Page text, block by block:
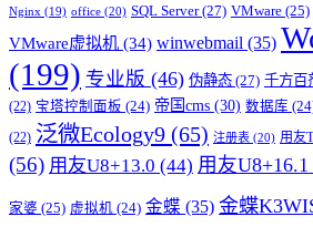
Nginx (19) office (20) SQL Server(27) VMware (25)
VMware虚拟机 (34) winwebmail (35)
(199) 专业版 (46) 伪静态 (27) 千方百
(22) 宝塔控制面板 (24) 帝国cms (30) 数据库
(22) 泛微Ecology9 (65) 注册表 (20) 用友
(56) 用友U8+13.0 (44) 用友U8+16.1
家婆 (25) 虚拟机 (24) 金蝶 (35) 金蝶